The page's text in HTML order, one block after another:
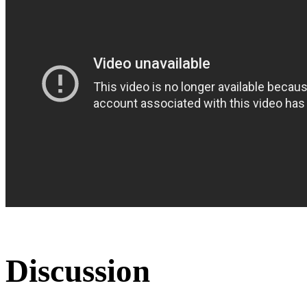
Discussion